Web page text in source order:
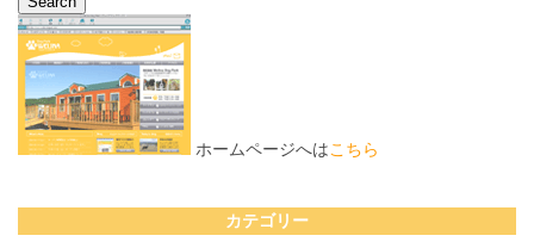
ホームページへはこちら
カテゴリー